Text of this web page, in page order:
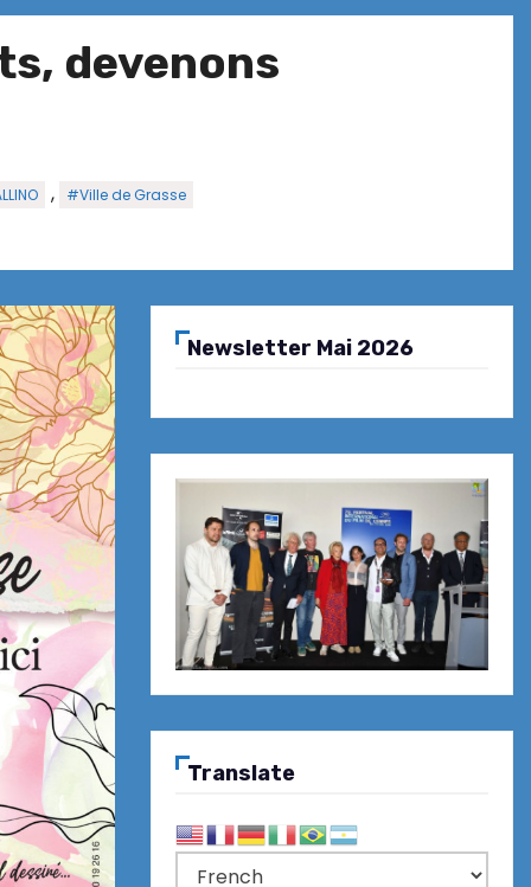
devenons
, #Ville de Grasse
Newsletter Mai 2026
Translate